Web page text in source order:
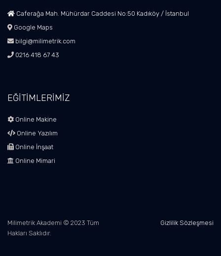
Caferağa Mah. Mühürdar Caddesi No:50 Kadıköy / İstanbul
Google Maps
bilgi@milimetrik.com
0216 418 67 43
EĞİTİMLERİMİZ
Online Makine
Online Yazılım
Online İnşaat
Online Mimari
Milimetrik Akademi © 2023 Tüm
Hakları Saklıdır.
Gizlilik Sözleşmesi